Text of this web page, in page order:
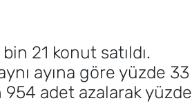
21 konut satıldı.
ayına göre yüzde 33
954 adet azalarak yüzde